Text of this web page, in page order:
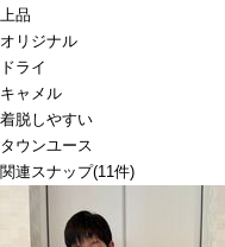
上品
オリジナル
ドライ
キャメル
着脱しやすい
タウンユース
関連スナップ(11件)